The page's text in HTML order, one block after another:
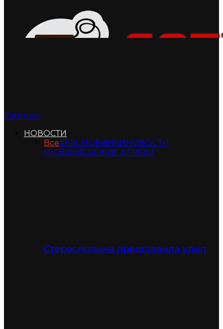
Eatmusic
НОВОСТИ
Все#ЕМ_НОВИНКИНОВОСТИ
МУЗЫКИСВЕЖИЕ КЛИПЫ
Стереополина представила клип